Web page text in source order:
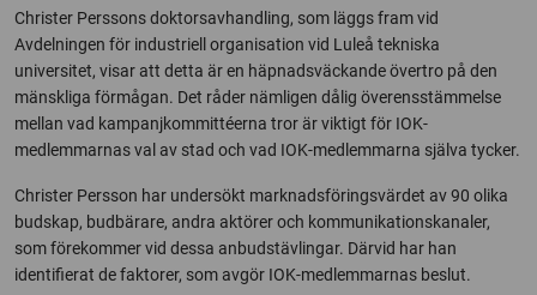
Christer Perssons doktorsavhandling, som läggs fram vid
Avdelningen för industriell organisation vid Luleå tekniska
universitet, visar att detta är en häpnadsväckande övertro på den
mänskliga förmågan. Det råder nämligen dålig överensstämmelse
mellan vad kampanjkommittéerna tror är viktigt för IOK-
medlemmarnas val av stad och vad IOK-medlemmarna själva tycker.
Christer Persson har undersökt marknadsföringsvärdet av 90 olika
budskap, budbärare, andra aktörer och kommunikationskanaler,
som förekommer vid dessa anbudstävlingar. Därvid har han
identifierat de faktorer, som avgör IOK-medlemmarnas beslut.